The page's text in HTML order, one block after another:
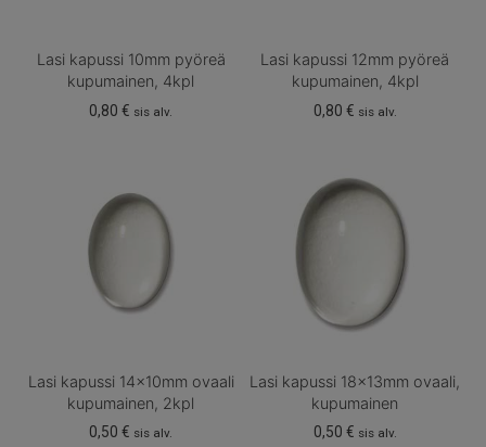
Lasi kapussi 10mm pyöreä
kupumainen, 4kpl
0,80€ sis alv.
Lasi kapussi 12mm pyöreä
kupumainen, 4kpl
0,80 € sis alv.
Lasi kapussi 14x10mm ovaali
kupumainen, 2kpl
0,50€ sis alv.
Lasi kapussi 18x13mm ovaali,
kupumainen
0,50 € sis alv.